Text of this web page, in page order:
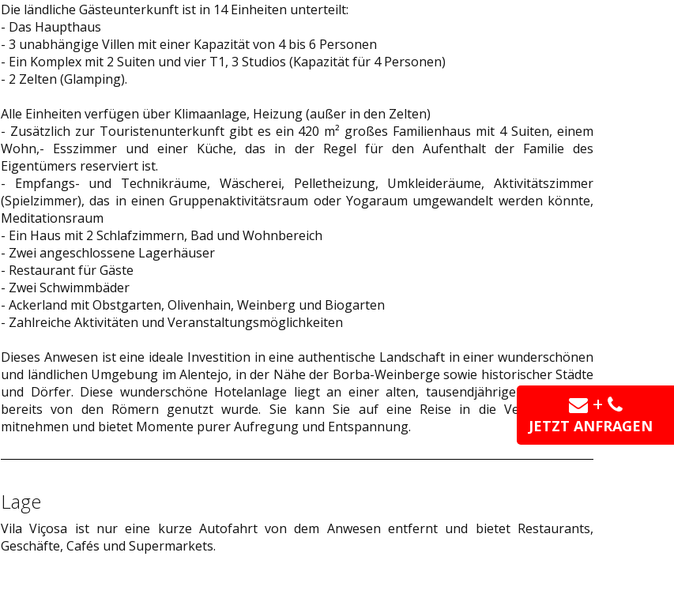
Die ländliche Gästeunterkunft ist in 14 Einheiten unterteilt:
- Das Haupthaus
- 3 unabhängige Villen mit einer Kapazität von 4 bis 6 Personen
- Ein Komplex mit 2 Suiten und vier T1, 3 Studios (Kapazität für 4 Personen)
- 2 Zelten (Glamping).
Alle Einheiten verfügen über Klimaanlage, Heizung (außer in den Zelten)
- Zusätzlich zur Touristenunterkunft gibt es ein 420 m² großes Familienhaus mit 4 Suiten, einem
Wohn,- Esszimmer und einer Küche, das in der Regel für den Aufenthalt der Familie des
Eigentümers reserviert ist.
- Empfangs- und Technikräume, Wäscherei, Pelletheizung, Umkleideräume, Aktivitätszimmer
(Spielzimmer), das in einen Gruppenaktivitätsraum oder Yogaraum umgewandelt werden könnte,
Meditationsraum
- Ein Haus mit 2 Schlafzimmern, Bad und Wohnbereich
- Zwei angeschlossene Lagerhäuser
- Restaurant für Gäste
- Zwei Schwimmbäder
- Ackerland mit Obstgarten, Olivenhain, Weinberg und Biogarten
- Zahlreiche Aktivitäten und Veranstaltungsmöglichkeiten
Dieses Anwesen ist eine ideale Investition in eine authentische Landschaft in einer wunderschönen
und ländlichen Umgebung im Alentejo, in der Nähe der Borba-Weinberge sowie historischer Städte
und Dörfer. Diese wunderschöne Hotelanlage liegt an einer alten, tausendjährigen Route, die
bereits von den Römern genutzt wurde. Sie kann Sie auf eine Reise in die Vergangenheit
mitnehmen und bietet Momente purer Aufregung und Entspannung.
Lage
Vila Viçosa ist nur eine kurze Autofahrt von dem Anwesen entfernt und bietet Restaurants,
Geschäfte, Cafés und Supermarkets.
JETZT ANFRAGEN
+